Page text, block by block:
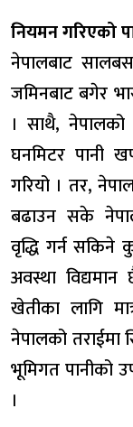
नियमन गरिएको
नेपालबाट
जमिनबाट बगेर
। साथै, नेपालको
घनमिटर पानी
गरियो । तर,
बढाउन सके
वृद्धि गर्न सकिने
अवस्था
खेतीका लागि
नेपालको तराईमा
भूमिगत पानीको
।